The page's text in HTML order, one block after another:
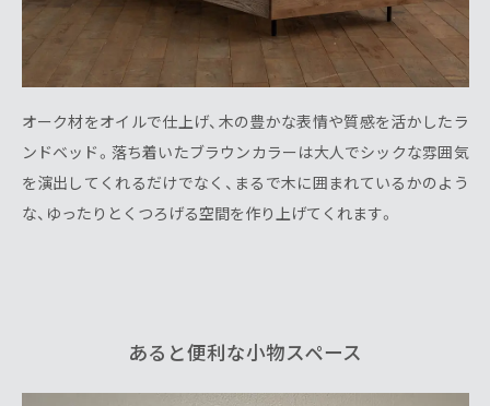
オーク材をオイルで仕上げ、木の豊かな表情や質感を活かしたラ
ンドベッド。落ち着いたブラウンカラーは大人でシックな雰囲気
を演出してくれるだけでなく、まるで木に囲まれているかのよう
な、ゆったりとくつろげる空間を作り上げてくれます。
あると便利な小物スペース